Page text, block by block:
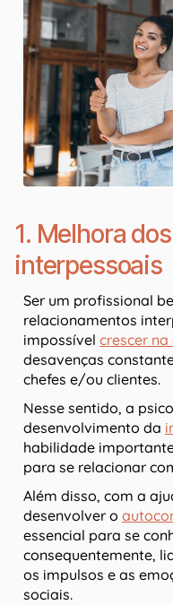
1. Melhora
interpessoais
Ser um profissional
relacionamentos
impossível crescer
desavenças
chefes e/ou clientes.
Nesse sentido, a
desenvolvimento da
habilidade
para se relacionar
Além disso, com a
desenvolver o
essencial para se
consequentemente,
os impulsos e as
sociais.